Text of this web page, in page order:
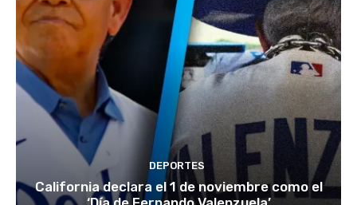
DEPORTES
California declara el 1 de noviembre como el